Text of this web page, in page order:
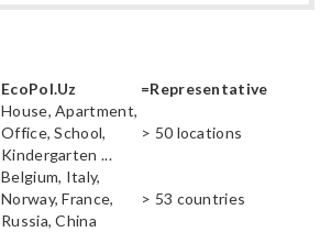
EcoPol.Uz =Representative
House, Apartment,
Office, School,
Kindergarten ...
> 50 locations
Belgium, Italy,
Norway, France,
Russia, China
> 53 countries